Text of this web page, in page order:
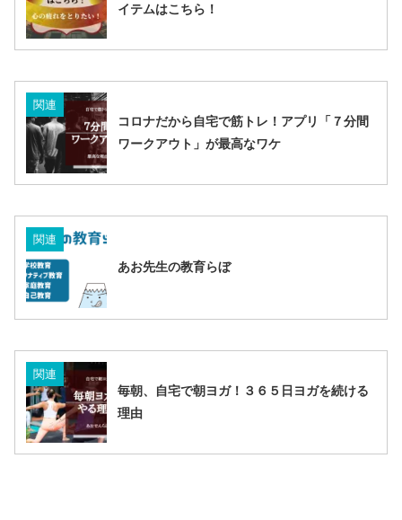
イテムはこちら！
関連
コロナだから自宅で筋トレ！アプリ「７分間
ワークアウト」が最高なワケ
関連
あお先生の教育らぼ
関連
毎朝、自宅で朝ヨガ！３６５日ヨガを続ける
理由